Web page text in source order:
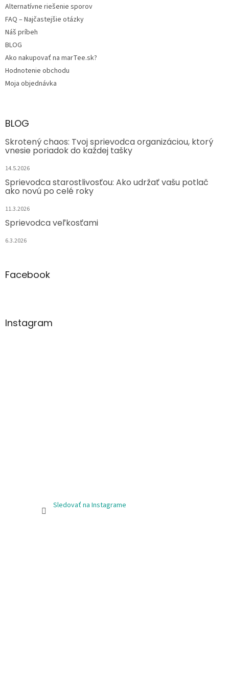
Alternatívne riešenie sporov
FAQ – Najčastejšie otázky
Náš príbeh
BLOG
Ako nakupovať na marTee.sk?
Hodnotenie obchodu
Moja objednávka
BLOG
Skrotený chaos: Tvoj sprievodca organizáciou, ktorý
vnesie poriadok do každej tašky
14.5.2026
Sprievodca starostlivosťou: Ako udržať vašu potlač
ako novú po celé roky
11.3.2026
Sprievodca veľkosťami
6.3.2026
Facebook
Instagram
Sledovať na Instagrame